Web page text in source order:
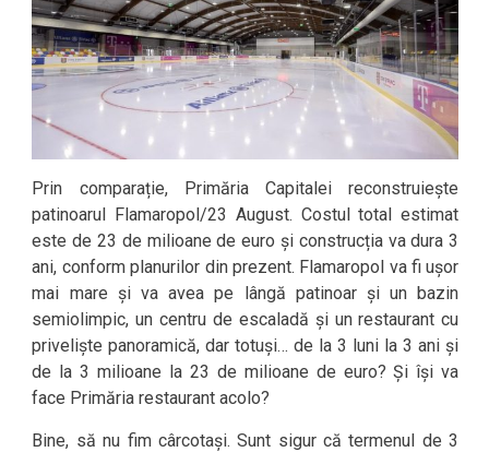
Prin comparație, Primăria Capitalei reconstruiește
patinoarul Flamaropol/23 August. Costul total estimat
este de 23 de milioane de euro și construcția va dura 3
ani, conform planurilor din prezent. Flamaropol va fi ușor
mai mare și va avea pe lângă patinoar și un bazin
semiolimpic, un centru de escaladă și un restaurant cu
priveliște panoramică, dar totuși… de la 3 luni la 3 ani și
de la 3 milioane la 23 de milioane de euro? Și își va
face Primăria restaurant acolo?
Bine, să nu fim cârcotași. Sunt sigur că termenul de 3